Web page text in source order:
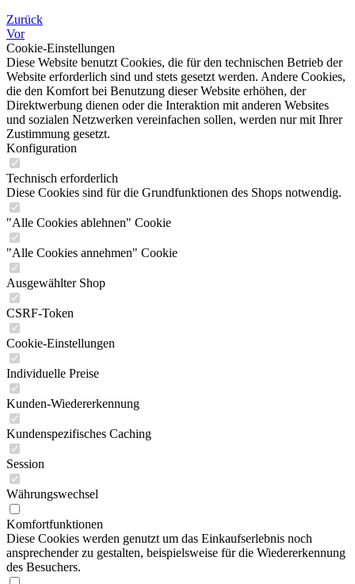
Zurück
Vor
Cookie-Einstellungen
Diese Website benutzt Cookies, die für den technischen Betrieb der
Website erforderlich sind und stets gesetzt werden. Andere Cookies,
die den Komfort bei Benutzung dieser Website erhöhen, der
Direktwerbung dienen oder die Interaktion mit anderen Websites
und sozialen Netzwerken vereinfachen sollen, werden nur mit Ihrer
Zustimmung gesetzt.
Konfiguration
Technisch erforderlich
Diese Cookies sind für die Grundfunktionen des Shops notwendig.
"Alle Cookies ablehnen" Cookie
"Alle Cookies annehmen" Cookie
Ausgewählter Shop
CSRF-Token
Cookie-Einstellungen
Individuelle Preise
Kunden-Wiedererkennung
Kundenspezifisches Caching
Session
Währungswechsel
Komfortfunktionen
Diese Cookies werden genutzt um das Einkaufserlebnis noch
ansprechender zu gestalten, beispielsweise für die Wiedererkennung
des Besuchers.